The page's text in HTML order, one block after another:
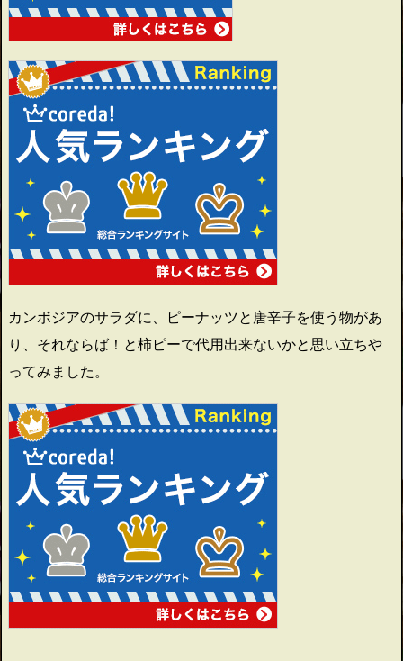
カンボジアのサラダに、ピーナッツと唐辛子を使う物があ
り、それならば！と柿ピーで代用出来ないかと思い立ちや
ってみました。